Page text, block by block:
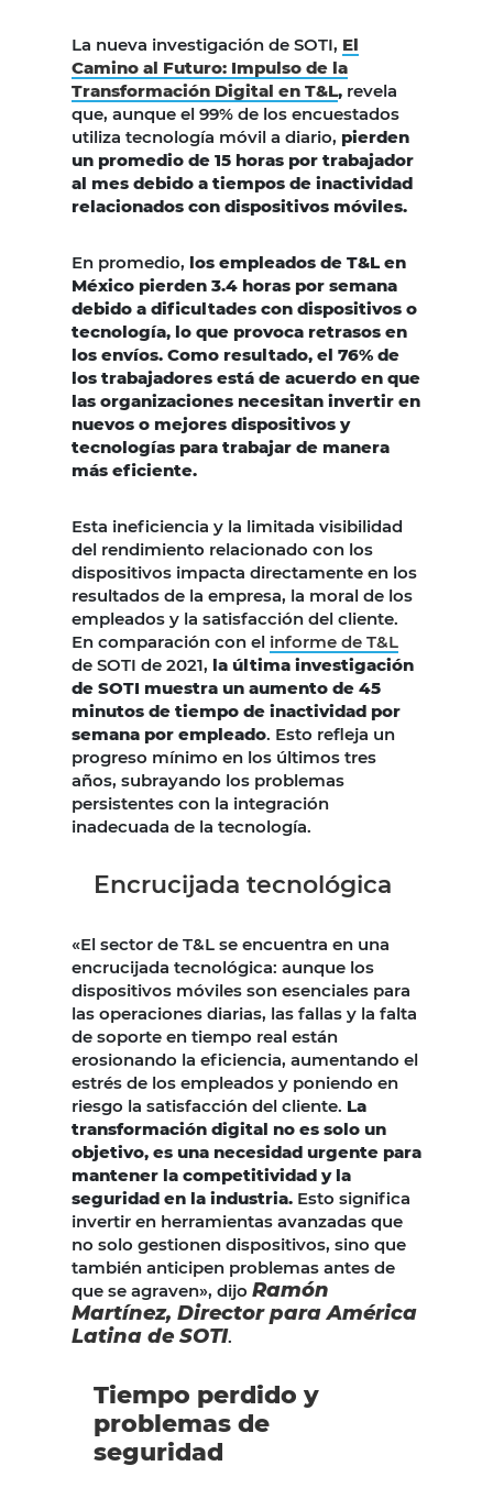
La nueva investigación de SOTI, El
Camino al Futuro: Impulso de la
Transformación Digital en T&L, revela
que, aunque el 99% de los encuestados
utiliza tecnología móvil a diario, pierden
un promedio de 15 horas por trabajador
al mes debido a tiempos de inactividad
relacionados con dispositivos móviles.
En promedio, los empleados de T&L en
México pierden 3.4 horas por semana
debido a dificultades con dispositivos o
tecnología, lo que provoca retrasos en
los envíos. Como resultado, el 76% de
los trabajadores está de acuerdo en que
las organizaciones necesitan invertir en
nuevos o mejores dispositivos y
tecnologías para trabajar de manera
más eficiente.
Esta ineficiencia y la limitada visibilidad
del rendimiento relacionado con los
dispositivos impacta directamente en los
resultados de la empresa, la moral de los
empleados y la satisfacción del cliente.
En comparación con el informe de T&L
de SOTI de 2021, la última investigación
de SOTI muestra un aumento de 45
minutos de tiempo de inactividad por
semana por empleado. Esto refleja un
progreso mínimo en los últimos tres
años, subrayando los problemas
persistentes con la integración
inadecuada de la tecnología.
Encrucijada tecnológica
«El sector de T&L se encuentra en una
encrucijada tecnológica: aunque los
dispositivos móviles son esenciales para
las operaciones diarias, las fallas y la falta
de soporte en tiempo real están
erosionando la eficiencia, aumentando el
estrés de los empleados y poniendo en
riesgo la satisfacción del cliente. La
transformación digital no es solo un
objetivo, es una necesidad urgente para
mantener la competitividad y la
seguridad en la industria. Esto significa
invertir en herramientas avanzadas que
no solo gestionen dispositivos, sino que
también anticipen problemas antes de
que se agraven», dijo Ramón
Martínez, Director para América
Latina de SOTI.
Tiempo perdido y
problemas de
seguridad